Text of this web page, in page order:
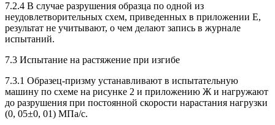
7.2.4 В случае разрушения образца по одной из
неудовлетворительных схем, приведенных в приложении Е,
результат не учитывают, о чем делают запись в журнале
испытаний.
7.3 Испытание на растяжение при изгибе
7.3.1 Образец-призму устанавливают в испытательную
машину по схеме на рисунке 2 и приложению Ж и нагружают
до разрушения при постоянной скорости нарастания нагрузки
(0, 05±0, 01) МПа/с.